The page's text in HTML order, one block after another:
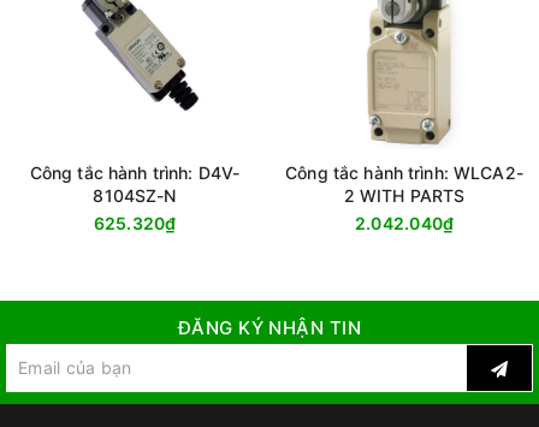
Công tắc hành trình: D4V-
8104SZ-N
625.320₫
Công tắc hành trình: WLCA2-
2 WITH PARTS
2.042.040₫
ĐĂNG KÝ NHẬN TIN